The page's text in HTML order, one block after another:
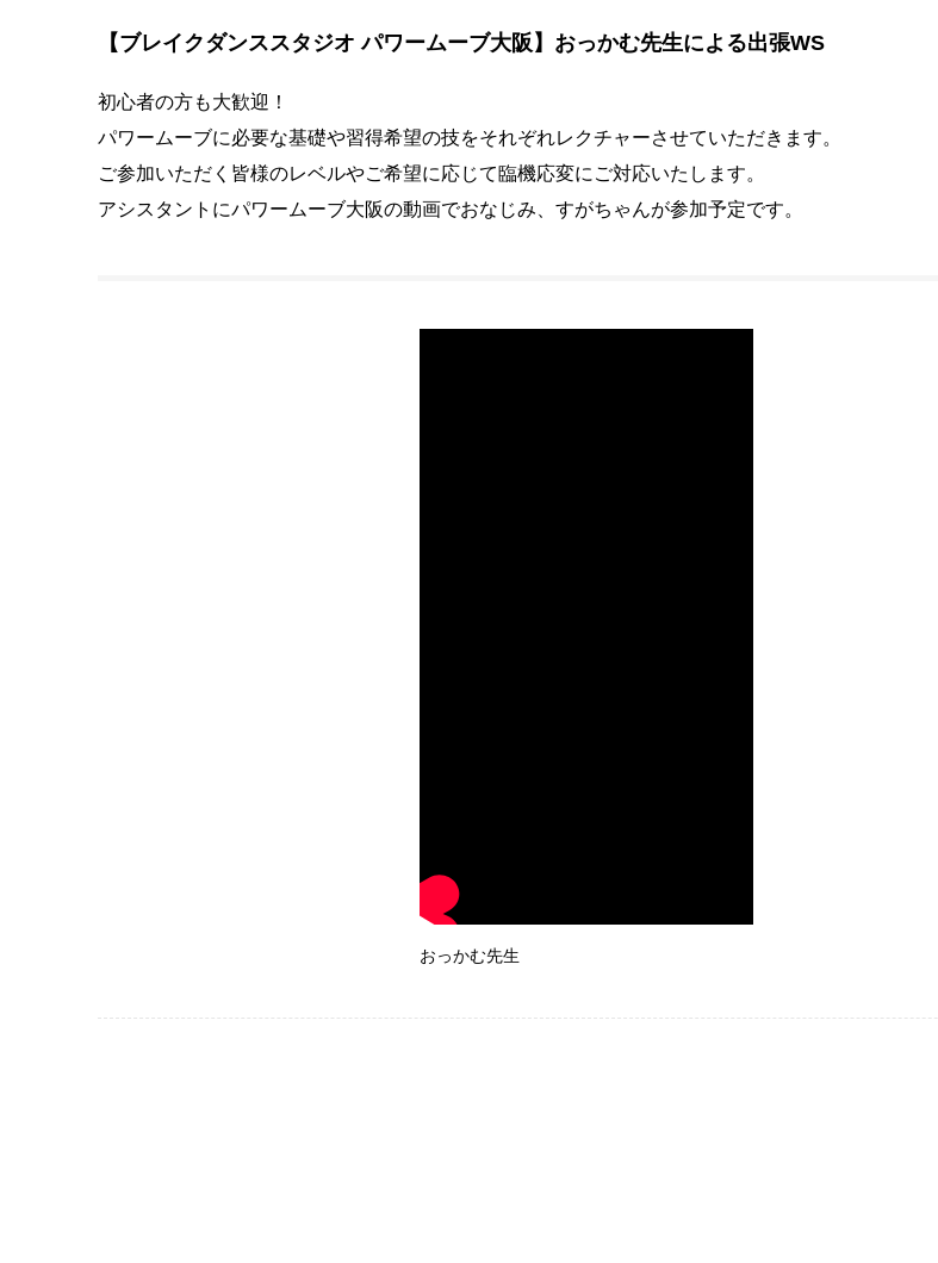
【ブレイクダンススタジオ パワームーブ大阪】おっかむ先生による出張WS
初心者の方も大歓迎！
パワームーブに必要な基礎や習得希望の技をそれぞれレクチャーさせていただきます。
ご参加いただく皆様のレベルやご希望に応じて臨機応変にご対応いたします。
アシスタントにパワームーブ大阪の動画でおなじみ、すがちゃんが参加予定です。
おっかむ先生